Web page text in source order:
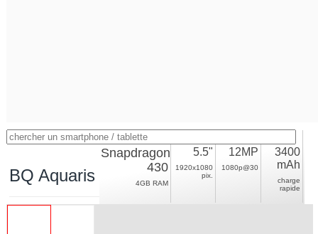
BQ Aquaris VS Plus
Snapdragon
430
4GB RAM
5.5"
1920x1080
pix.
12MP
1080p@30
3400
mAh
charge
rapide